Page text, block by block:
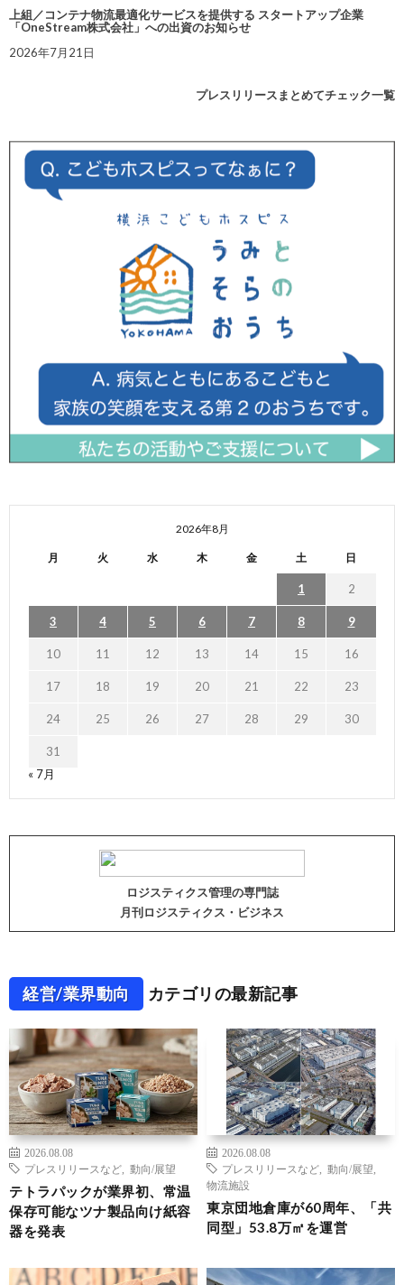
上組／コンテナ物流最適化サービスを提供する スタートアップ企業
「OneStream株式会社」への出資のお知らせ
2026年7月21日
プレスリリースまとめてチェック一覧
2026年8月
月 火 水 木 金 土 日
1 2
3 4 5 6 7 8 9
10 11 12 13 14 15 16
17 18 19 20 21 22 23
24 25 26 27 28 29 30
31
« 7月
ロジスティクス管理の専門誌
月刊ロジスティクス・ビジネス
経営/業界動向 カテゴリの最新記事
2026.08.08
プレスリリースなど
動向/展望
テトラパックが業界初、常温
保存可能なツナ製品向け紙容
器を発表
2026.08.08
プレスリリースなど
動向/展望
物流施設
東京団地倉庫が60周年、「共
同型」53.8万㎡を運営